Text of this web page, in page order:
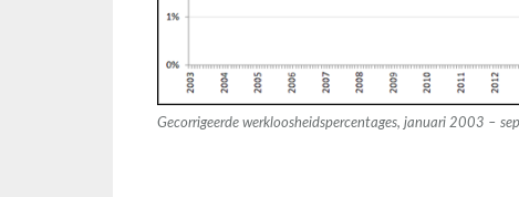
Gecorrigeerde werkloosheidspercentages, januari 2003 –